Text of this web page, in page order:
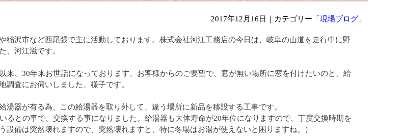
2017年12月16日 ｜カテゴリー「 現場ブログ 」
稲沢市など西尾張で主に活動しております。株式会社河江工務店の今日は、岐阜の山道を走行中に野
、河江滋です。
来、30年来お世話になっております、お客様からのご要望で、窓が無い場所に窓を付けたいのと、給
調査にお伺いしました、様子です。
湯器が有る為、この給湯器を取り外して、違う場所に新品を移設する工事です。
るとの事で、交換する事になりました。給湯器も大体寿命が20年位になりますので、丁度交換時期を
設備は突然壊れますので、突然壊れますと、特に冬場はお湯が使えないと困りますね。）